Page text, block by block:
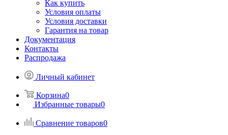
Как купить
Условия оплаты
Условия доставки
Гарантия на товар
Документация
Контакты
Распродажа
Личный кабинет
Корзина0
Избранные товары0
Сравнение товаров0